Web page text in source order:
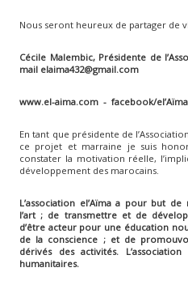
Nous seront heureux de partager de
Cécile Malembic, Présidente de
mail elaima432@gmail.com
www.el-aima.com - facebook/
En tant que présidente de
ce projet et marraine je suis
constater la motivation réelle,
développement des marocains.
L’association el’Aïma a pour but de
l’art ; de transmettre et de
d’être acteur pour une éducation
de la conscience ; et de
dérivés des activités.
humanitaires.